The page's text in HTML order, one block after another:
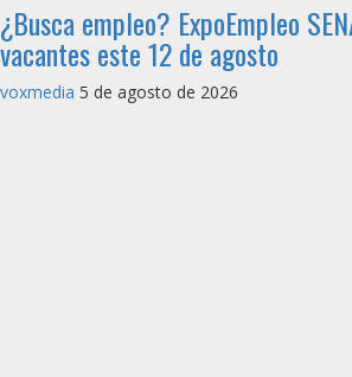
¿Busca empleo? ExpoEmpleo
vacantes este 12 de agosto
voxmedia 5 de agosto de 2026